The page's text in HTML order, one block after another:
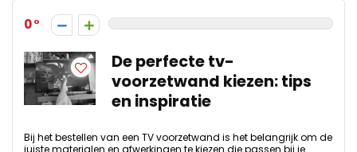
0
De perfecte tv-
voorzetwand kiezen: tips
en inspiratie
Bij het bestellen van een TV voorzetwand is het belangrijk om de
juiste materialen en afwerkingen te kiezen die passen bij je